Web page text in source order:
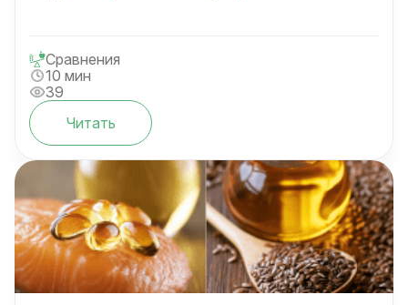
Сравнения
10 мин
39
Читать